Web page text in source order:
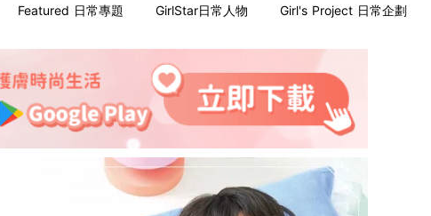
Featured 日常專題 GirlStar日常人物 Girl's Project 日常企劃